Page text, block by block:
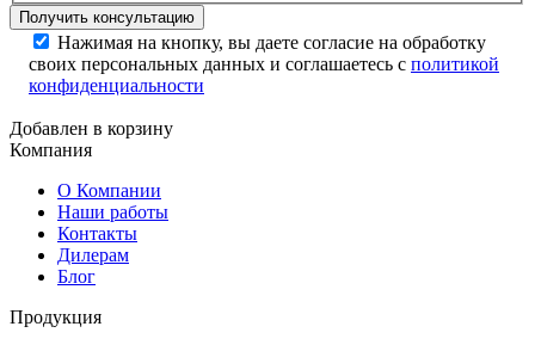
Нажимая на кнопку, вы даете согласие на обработку
своих персональных данных и соглашаетесь с политикой
конфиденциальности
Добавлен в корзину
Компания
О Компании
Наши работы
Контакты
Дилерам
Блог
Продукция